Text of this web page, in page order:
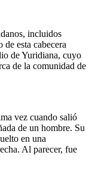
incluidos
esta cabecera
de Yuridiana, cuyo
de la comunidad de
vez cuando salió
de un hombre. Su
en una
Al parecer, fue